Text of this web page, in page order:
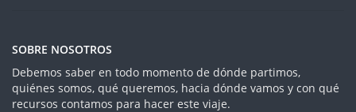
SOBRE NOSOTROS
Debemos saber en todo momento de dónde partimos,
quiénes somos, qué queremos, hacia dónde vamos y con qué
recursos contamos para hacer este viaje.